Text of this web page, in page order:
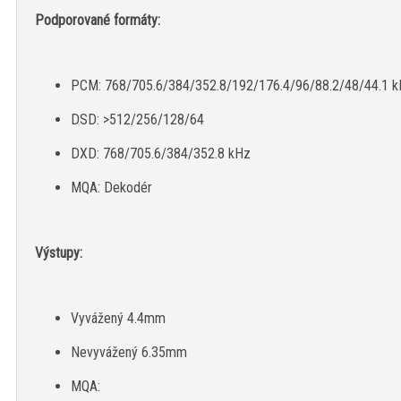
Podporované formáty:
PCM: 768/705.6/384/352.8/192/176.4/96/88.2/48/44.1
DSD: >512/256/128/64
DXD: 768/705.6/384/352.8 kHz
MQA: Dekodér
Výstupy:
Vyvážený 4.4mm
Nevyvážený 6.35mm
MQA: